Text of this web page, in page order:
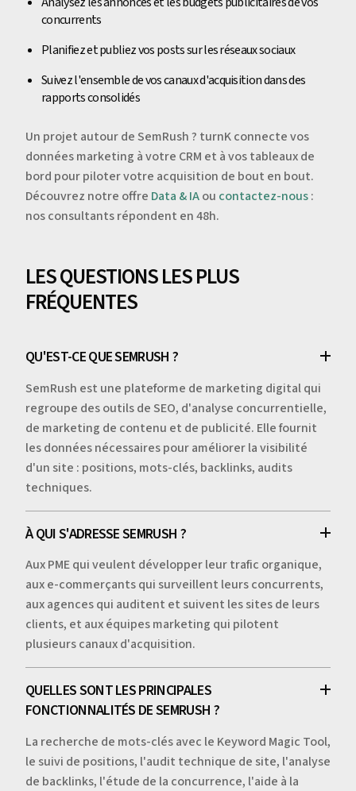
concurrents
Planifiez et publiez vos posts sur les réseaux sociaux
Suivez l'ensemble de vos canaux d'acquisition dans des
rapports consolidés
Un projet autour de SemRush ? turnK connecte vos
données marketing à votre CRM et à vos tableaux de
bord pour piloter votre acquisition de bout en bout.
Découvrez notre offre Data & IAou contactez-nous:
nos consultants répondent en 48h.
LES QUESTIONS LES PLUS
FRÉQUENTES
QU'EST-CE QUE SEMRUSH ?
SemRush est une plateforme de marketing digital qui
regroupe des outils de SEO, d'analyse concurrentielle,
de marketing de contenu et de publicité. Elle fournit
les données nécessaires pour améliorer la visibilité
d'un site : positions, mots-clés, backlinks, audits
techniques.
À QUI S'ADRESSE SEMRUSH ?
Aux PME qui veulent développer leur trafic organique,
aux e-commerçants qui surveillent leurs concurrents,
aux agences qui auditent et suivent les sites de leurs
clients, et aux équipes marketing qui pilotent
plusieurs canaux d'acquisition.
QUELLES SONT LES PRINCIPALES
FONCTIONNALITÉS DE SEMRUSH ?
La recherche de mots-clés avec le Keyword Magic Tool,
le suivi de positions, l'audit technique de site, l'analyse
de backlinks, l'étude de la concurrence, l'aide à la